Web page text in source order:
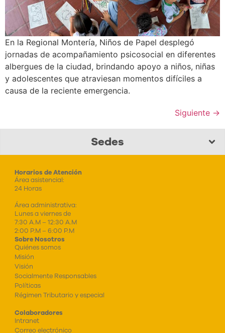
En la Regional Montería, Niños de Papel desplegó
jornadas de acompañamiento psicosocial en diferentes
albergues de la ciudad, brindando apoyo a niños, niñas
y adolescentes que atraviesan momentos difíciles a
causa de la reciente emergencia.
Siguiente →
Sedes
Horarios de Atención
Área asistencial:
24 Horas
Área administrativa:
Lunes a viernes de
7:30 A.M – 12:30 A.M
2:00 P.M – 6:00 P.M
Sobre Nosotros
Quiénes somos
Misión
Visión
Socialmente Responsables
Políticas
Régimen Tributario y especial
Colaboradores
Intranet
Correo electrónico